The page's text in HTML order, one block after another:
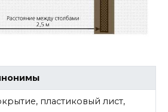
пластиковый лист,